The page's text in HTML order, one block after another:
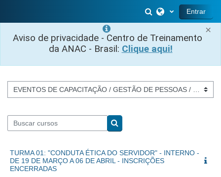
×
Aviso de privacidade - Centro de Treinamento
da ANAC - Brasil: Clique aqui!
Alternar entrada
Entrar
Categorias de Cursos
Buscar cursos
Buscar cursos
TURMA 01: "CONDUTA ÉTICA DO SERVIDOR" - INTERNO -
DE 19 DE MARÇO A 06 DE ABRIL - INSCRIÇÕES
ENCERRADAS